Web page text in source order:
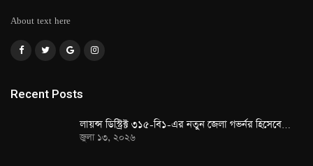
About text here
Recent Posts
লায়ন্স ডিস্ট্রিক্ট ৩১৫-বি১-এর নতুন জেলা গভর্নর হিসেবে…
জুলা ১৩, ২০২৬